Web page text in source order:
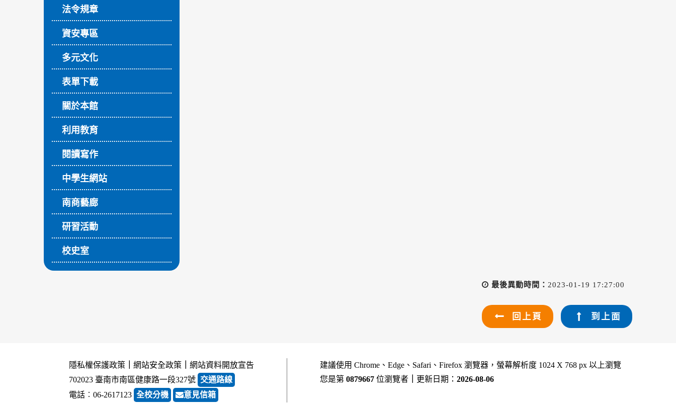
法令規章
資安專區
多元文化
表單下載
關於本館
利用教育
閱讀寫作
中學生網站
南商藝廊
研習活動
校史室
最後異動時間： 2023-01-19 17:27:00
回上頁 到上面
隱私權保護政策 網站安全政策
網站資料開放宣告
702023 臺南市南區健康路一段327號 交通路線
電話︰06-2617123 全校分機 意見信箱
建議使用 Chrome、Edge、Safari、Firefox 瀏覽器，螢幕解析度 1024 X 768 px 以上瀏覽
您是第 0879667 位瀏覽者 更新日期： 2026-08-06